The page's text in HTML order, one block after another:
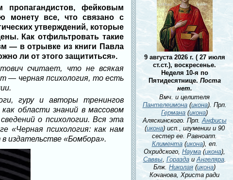
пропагандистов, фейковым
монету все, что связано с
утверждений, которые
Как отфильтровать такие
— в отрывке из книги Павла
ли от этого защититься».
считает, что не всякая
— черная психология, то есть
гуру и авторы тренингов
области знаний в массовом
о психологии. Вся эта
«Черная психология: как нам
издательстве «Бомбора».
9 августа 2026 г. ( 27 июля
ст.ст.), воскресенье.
Неделя 10-я по
Пятидесятнице. Поста
нет.
Вмч. и целителя
Пантелеимона(икона). Прп.
Германа (икона)
Аляскинского. Прп.Анфисы
(икона) исп., игумении и 90
сестер ее. Равноапп.
Климента(икона), еп.
Охридского, Наума(икона),
Саввы, ГораздаиАнгеляра.
Блж. Николая (икона)
Кочанова, Христа ради